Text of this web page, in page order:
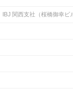
IBJ 関西支社（桜橋御幸ビ